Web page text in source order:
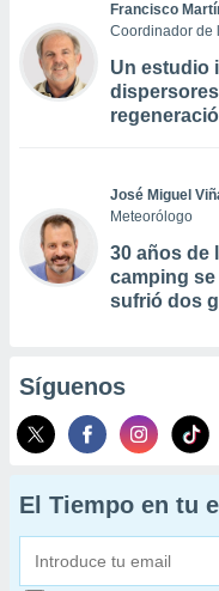
Francisco
Coordinador de
Un estudio
José Miguel
Meteorólogo
30 años de
camping
sufrió dos
Síguenos
El Tiempo en tu